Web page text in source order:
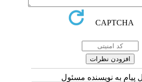
پیام به نویسنده مسئول